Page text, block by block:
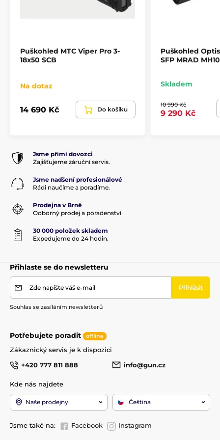
Taktické
Oční reliéf
Paralaxa 10m až nekonečno
Plněno dusíkem ano
Průměr tubusu
Rozsah výškové korekce 120MOA
Rozsah stranové
korekce
120MOA
Puškohled MTC Viper Pro 3-
18x50 SCB
Na dotaz
14 690 Kč Do košíku
Puškohled
SFP MRAD MH10
Skladem
10 990 Kč
9 290 Kč
Jsme přímí dovozci
Zajišťujeme záruční servis.
Jsme nadšení profesionálové
Rádi naučíme a poradíme.
Prodejna v Brně
Odborný prodej a poradenství
30 000 položek skladem
Expedujeme do 24 hodin.
Přihlaste se do newsletteru
Zde napište váš e-mail Přihlásit
Souhlas se zasíláním newsletterů
Potřebujete poradit offline
Zákaznický servis je k dispozici
+420 777 811 888
info@gun.cz
Kde nás najdete
Naše prodejny Čeština
Jsme také na: Facebook Instagram